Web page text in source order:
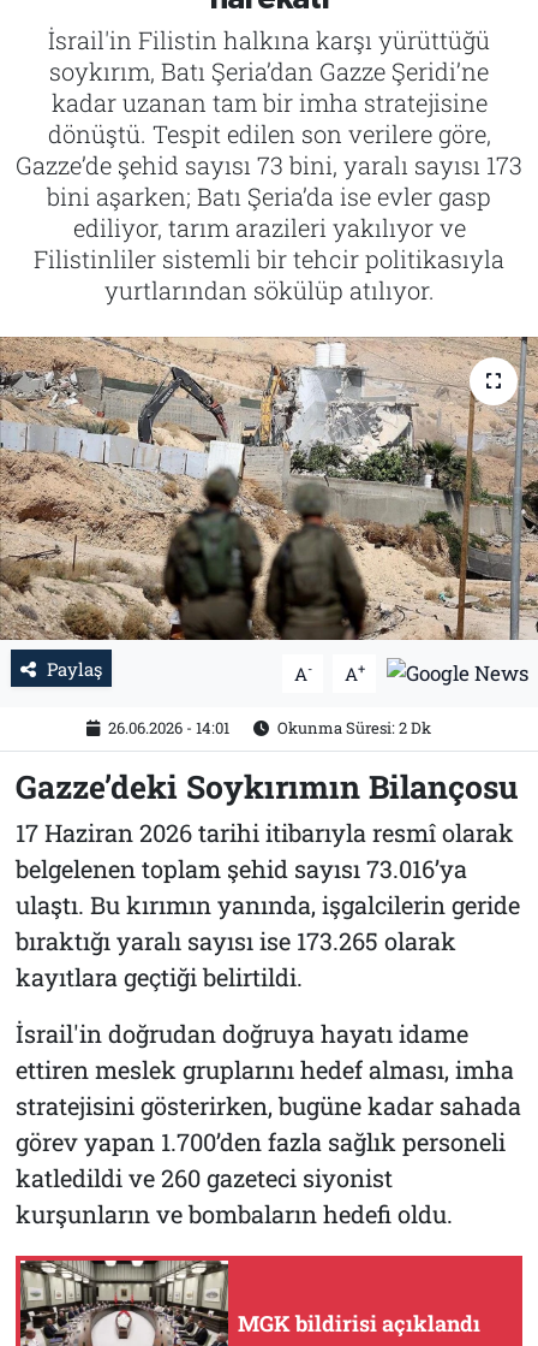
İsrail'in Filistin halkına karşı yürüttüğü
soykırım, Batı Şeria’dan Gazze Şeridi’ne
kadar uzanan tam bir imha stratejisine
dönüştü. Tespit edilen son verilere göre,
Gazze’de şehid sayısı 73 bini, yaralı sayısı 173
bini aşarken; Batı Şeria’da ise evler gasp
ediliyor, tarım arazileri yakılıyor ve
Filistinliler sistemli bir tehcir politikasıyla
yurtlarından sökülüp atılıyor.
Paylaş A- A+
26.06.2026 - 14:01 Okunma Süresi: 2 Dk
Gazze’deki Soykırımın Bilançosu
17 Haziran 2026 tarihi itibarıyla resmî olarak
belgelenen toplam şehid sayısı 73.016’ya
ulaştı. Bu kırımın yanında, işgalcilerin geride
bıraktığı yaralı sayısı ise 173.265 olarak
kayıtlara geçtiği belirtildi.
İsrail'in doğrudan doğruya hayatı idame
ettiren meslek gruplarını hedef alması, imha
stratejisini gösterirken, bugüne kadar sahada
görev yapan 1.700’den fazla sağlık personeli
katledildi ve 260 gazeteci siyonist
kurşunların ve bombaların hedefi oldu.
MGK bildirisi açıklandı
Tarih
İletişim
Künye